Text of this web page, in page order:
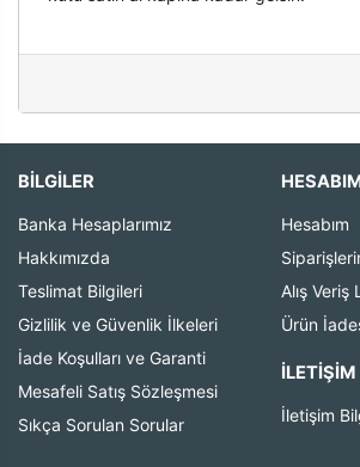
BİLGİLER
Banka Hesaplarımız
Hakkımızda
Teslimat Bilgileri
Gizlilik ve Güvenlik İlkeleri
İade Koşulları ve Garanti
Mesafeli Satış Sözleşmesi
Sıkça Sorulan Sorular
Hesabım
Alış Veriş
Ürün
İLETIŞIM
İletişim